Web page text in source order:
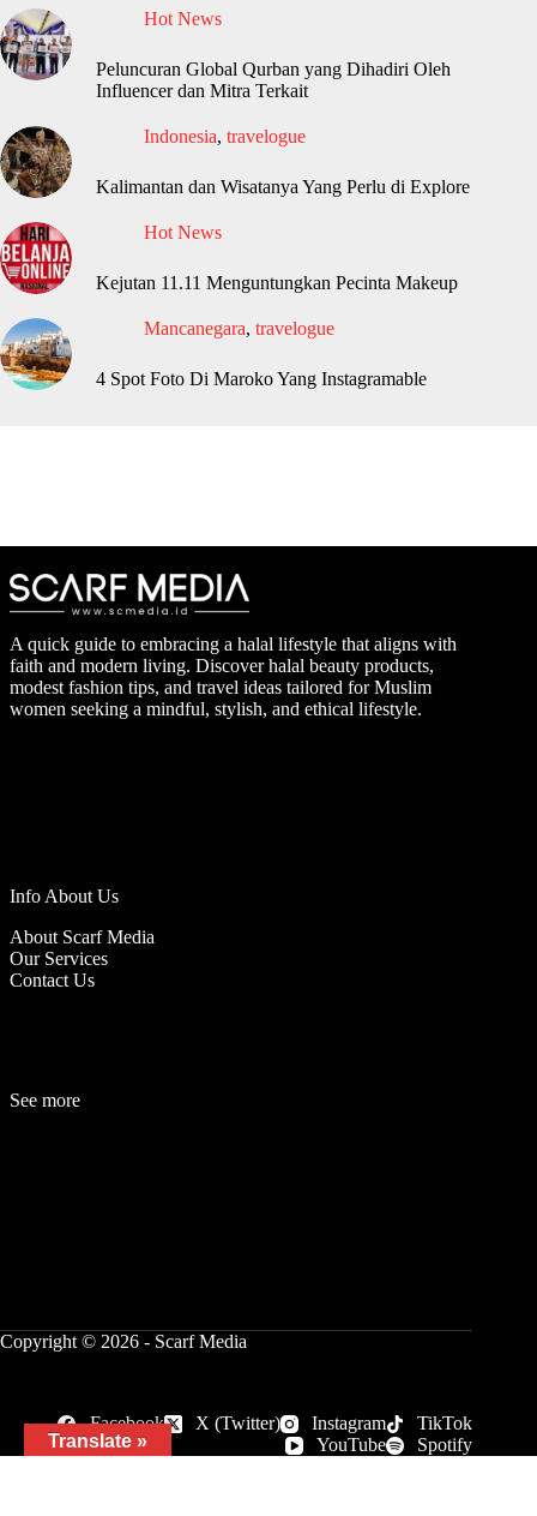
Hot News
Peluncuran Global Qurban yang Dihadiri Oleh
Influencer dan Mitra Terkait
Indonesia, travelogue
Kalimantan dan Wisatanya Yang Perlu di Explore
Hot News
Kejutan 11.11 Menguntungkan Pecinta Makeup
Mancanegara, travelogue
4 Spot Foto Di Maroko Yang Instagramable
A quick guide to embracing a halal lifestyle that aligns with
faith and modern living. Discover halal beauty products,
modest fashion tips, and travel ideas tailored for Muslim
women seeking a mindful, stylish, and ethical lifestyle.
Info About Us
About Scarf Media
Our Services
Contact Us
See more
Copyright © 2026 - Scarf Media
Facebook X (Twitter) Instagram
TikTok
YouTube
Spotify
Translate »